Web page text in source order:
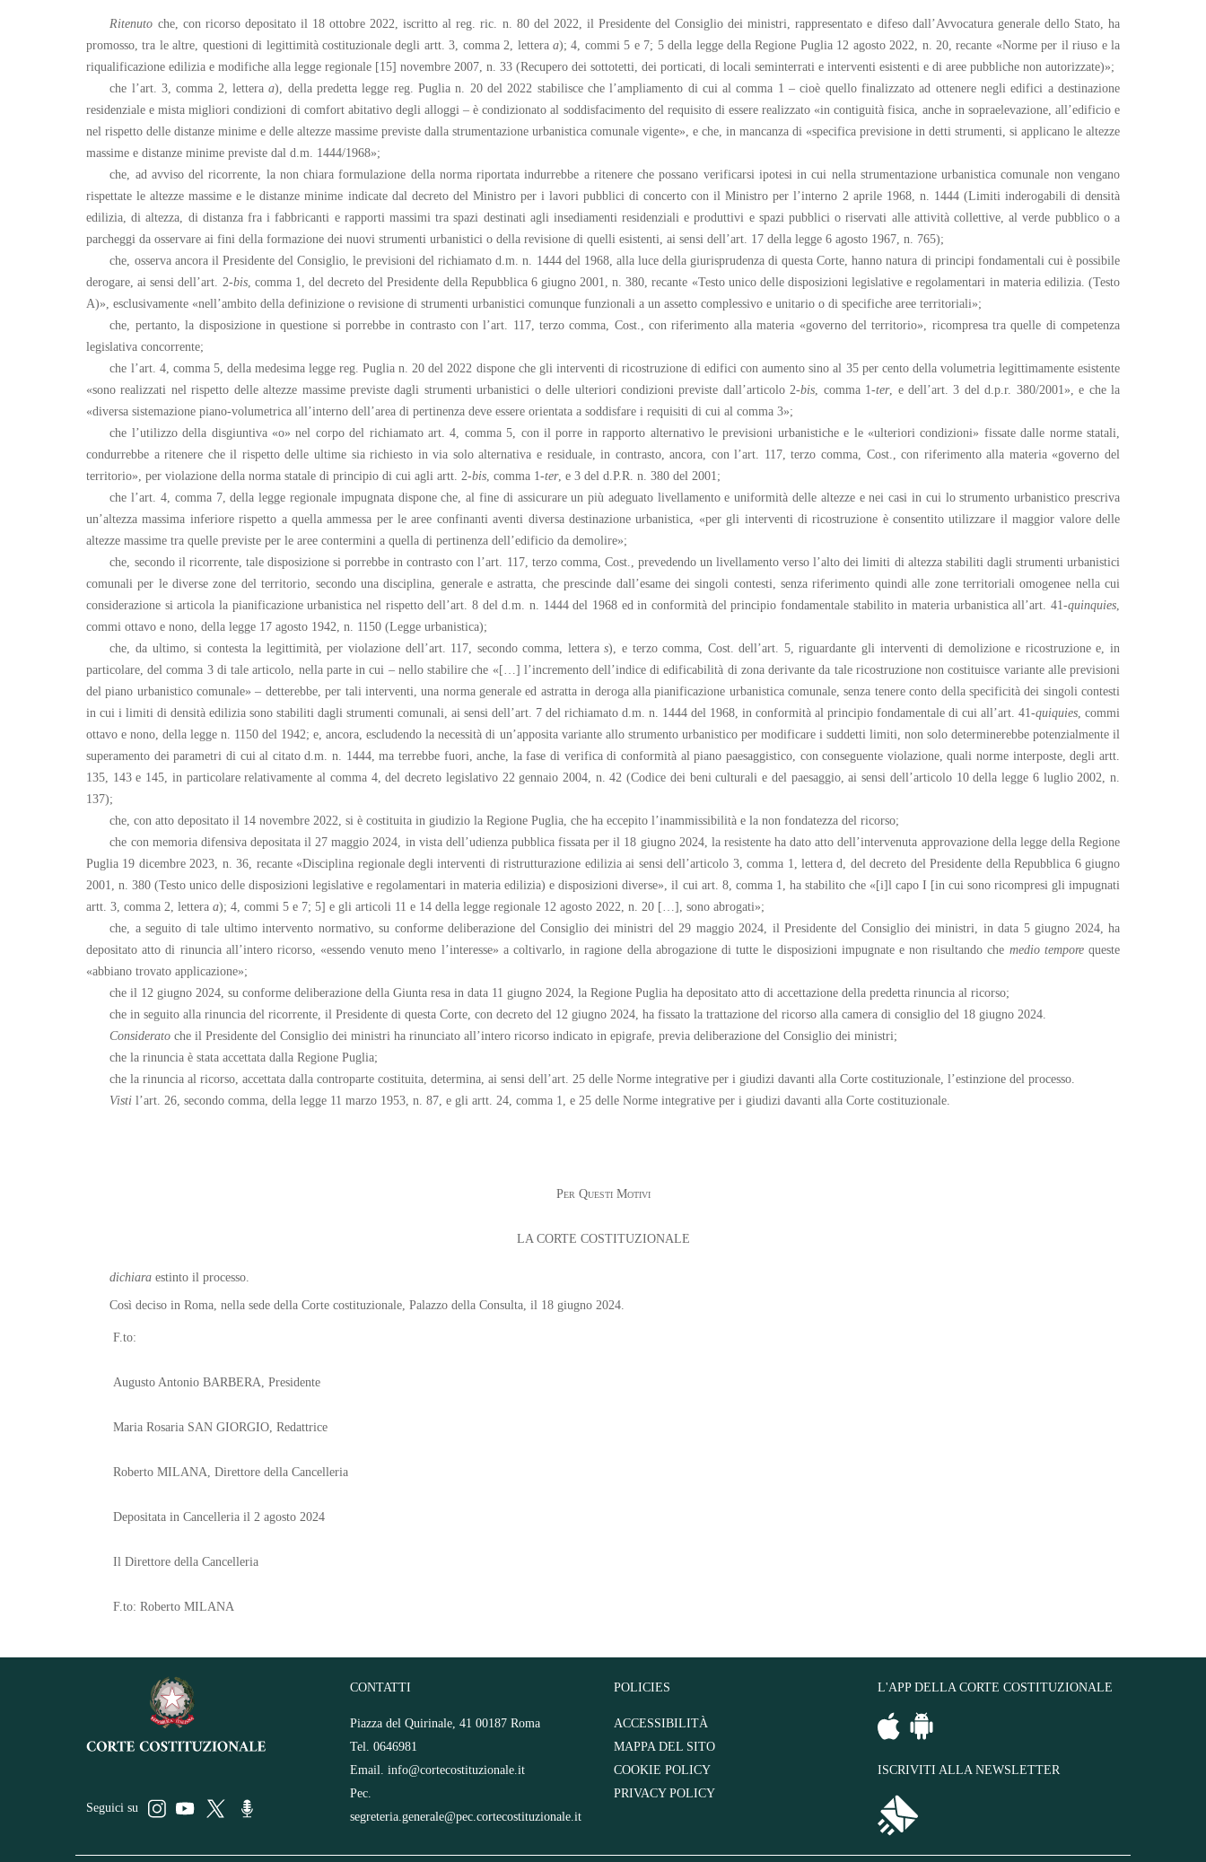
Ritenuto che, con ricorso depositato il 18 ottobre 2022, iscritto al reg. ric. n. 80 del 2022, il Presidente del Consiglio dei ministri, rappresentato e difeso dall’Avvocatura generale dello Stato, ha
promosso, tra le altre, questioni di legittimità costituzionale degli artt. 3, comma 2, letteraa); 4, commi 5 e 7; 5 della legge della Regione Puglia 12 agosto 2022, n. 20, recante «Norme per il riuso e la
riqualificazione edilizia e modifiche alla legge regionale [15] novembre 2007, n. 33 (Recupero dei sottotetti, dei porticati, di locali seminterrati e interventi esistenti e di aree pubbliche non autorizzate)»;
che l’art. 3, comma 2, letteraa), della predetta legge reg. Puglia n. 20 del 2022 stabilisce che l’ampliamento di cui al comma 1 – cioè quello finalizzato ad ottenere negli edifici a destinazione
residenziale e mista migliori condizioni di comfort abitativo degli alloggi – è condizionato al soddisfacimento del requisito di essere realizzato «in contiguità fisica, anche in sopraelevazione, all’edificio e
nel rispetto delle distanze minime e delle altezze massime previste dalla strumentazione urbanistica comunale vigente», e che, in mancanza di «specifica previsione in detti strumenti, si applicano le altezze
massime e distanze minime previste dal d.m. 1444/1968»;
che, ad avviso del ricorrente, la non chiara formulazione della norma riportata indurrebbe a ritenere che possano verificarsi ipotesi in cui nella strumentazione urbanistica comunale non vengano
rispettate le altezze massime e le distanze minime indicate dal decreto del Ministro per i lavori pubblici di concerto con il Ministro per l’interno 2 aprile 1968, n. 1444 (Limiti inderogabili di densità
edilizia, di altezza, di distanza fra i fabbricanti e rapporti massimi tra spazi destinati agli insediamenti residenziali e produttivi e spazi pubblici o riservati alle attività collettive, al verde pubblico o a
parcheggi da osservare ai fini della formazione dei nuovi strumenti urbanistici o della revisione di quelli esistenti, ai sensi dell’art. 17 della legge 6 agosto 1967, n. 765);
che, osserva ancora il Presidente del Consiglio, le previsioni del richiamato d.m. n. 1444 del 1968, alla luce della giurisprudenza di questa Corte, hanno natura di principi fondamentali cui è possibile
derogare, ai sensi dell’art. 2-bis, comma 1, del decreto del Presidente della Repubblica 6 giugno 2001, n. 380, recante «Testo unico delle disposizioni legislative e regolamentari in materia edilizia. (Testo
A)», esclusivamente «nell’ambito della definizione o revisione di strumenti urbanistici comunque funzionali a un assetto complessivo e unitario o di specifiche aree territoriali»;
che, pertanto, la disposizione in questione si porrebbe in contrasto con l’art. 117, terzo comma, Cost., con riferimento alla materia «governo del territorio», ricompresa tra quelle di competenza
legislativa concorrente;
che l’art. 4, comma 5, della medesima legge reg. Puglia n. 20 del 2022 dispone che gli interventi di ricostruzione di edifici con aumento sino al 35 per cento della volumetria legittimamente esistente
«sono realizzati nel rispetto delle altezze massime previste dagli strumenti urbanistici o delle ulteriori condizioni previste dall’articolo 2-bis, comma 1-ter, e dell’art. 3 del d.p.r. 380/2001», e che la
«diversa sistemazione piano-volumetrica all’interno dell’area di pertinenza deve essere orientata a soddisfare i requisiti di cui al comma 3»;
che l’utilizzo della disgiuntiva «o» nel corpo del richiamato art. 4, comma 5, con il porre in rapporto alternativo le previsioni urbanistiche e le «ulteriori condizioni» fissate dalle norme statali,
condurrebbe a ritenere che il rispetto delle ultime sia richiesto in via solo alternativa e residuale, in contrasto, ancora, con l’art. 117, terzo comma, Cost., con riferimento alla materia «governo del
territorio», per violazione della norma statale di principio di cui agli artt. 2-bis, comma 1-ter, e 3 del d.P.R. n. 380 del 2001;
che l’art. 4, comma 7, della legge regionale impugnata dispone che, al fine di assicurare un più adeguato livellamento e uniformità delle altezze e nei casi in cui lo strumento urbanistico prescriva
un’altezza massima inferiore rispetto a quella ammessa per le aree confinanti aventi diversa destinazione urbanistica, «per gli interventi di ricostruzione è consentito utilizzare il maggior valore delle
altezze massime tra quelle previste per le aree contermini a quella di pertinenza dell’edificio da demolire»;
che, secondo il ricorrente, tale disposizione si porrebbe in contrasto con l’art. 117, terzo comma, Cost., prevedendo un livellamento verso l’alto dei limiti di altezza stabiliti dagli strumenti urbanistici
comunali per le diverse zone del territorio, secondo una disciplina, generale e astratta, che prescinde dall’esame dei singoli contesti, senza riferimento quindi alle zone territoriali omogenee nella cui
considerazione si articola la pianificazione urbanistica nel rispetto dell’art. 8 del d.m. n. 1444 del 1968 ed in conformità del principio fondamentale stabilito in materia urbanistica all’art. 41-quinquies,
commi ottavo e nono, della legge 17 agosto 1942, n. 1150 (Legge urbanistica);
che, da ultimo, si contesta la legittimità, per violazione dell’art. 117, secondo comma, letteras), e terzo comma, Cost. dell’art. 5, riguardante gli interventi di demolizione e ricostruzione e, in
particolare, del comma 3 di tale articolo, nella parte in cui – nello stabilire che «[…] l’incremento dell’indice di edificabilità di zona derivante da tale ricostruzione non costituisce variante alle previsioni
del piano urbanistico comunale» – detterebbe, per tali interventi, una norma generale ed astratta in deroga alla pianificazione urbanistica comunale, senza tenere conto della specificità dei singoli contesti
in cui i limiti di densità edilizia sono stabiliti dagli strumenti comunali, ai sensi dell’art. 7 del richiamato d.m. n. 1444 del 1968, in conformità al principio fondamentale di cui all’art. 41-quiquies, commi
ottavo e nono, della legge n. 1150 del 1942; e, ancora, escludendo la necessità di un’apposita variante allo strumento urbanistico per modificare i suddetti limiti, non solo determinerebbe potenzialmente il
superamento dei parametri di cui al citato d.m. n. 1444, ma terrebbe fuori, anche, la fase di verifica di conformità al piano paesaggistico, con conseguente violazione, quali norme interposte, degli artt.
135, 143 e 145, in particolare relativamente al comma 4, del decreto legislativo 22 gennaio 2004, n. 42 (Codice dei beni culturali e del paesaggio, ai sensi dell’articolo 10 della legge 6 luglio 2002, n.
137);
che, con atto depositato il 14 novembre 2022, si è costituita in giudizio la Regione Puglia, che ha eccepito l’inammissibilità e la non fondatezza del ricorso;
che con memoria difensiva depositata il 27 maggio 2024, in vista dell’udienza pubblica fissata per il 18 giugno 2024, la resistente ha dato atto dell’intervenuta approvazione della legge della Regione
Puglia 19 dicembre 2023, n. 36, recante «Disciplina regionale degli interventi di ristrutturazione edilizia ai sensi dell’articolo 3, comma 1, lettera d, del decreto del Presidente della Repubblica 6 giugno
2001, n. 380 (Testo unico delle disposizioni legislative e regolamentari in materia edilizia) e disposizioni diverse», il cui art. 8, comma 1, ha stabilito che «[i]l capo I [in cui sono ricompresi gli impugnati
artt. 3, comma 2, lettera a); 4, commi 5 e 7; 5] e gli articoli 11 e 14 della legge regionale 12 agosto 2022, n. 20 […], sono abrogati»;
che, a seguito di tale ultimo intervento normativo, su conforme deliberazione del Consiglio dei ministri del 29 maggio 2024, il Presidente del Consiglio dei ministri, in data 5 giugno 2024, ha
depositato atto di rinuncia all’intero ricorso, «essendo venuto meno l’interesse» a coltivarlo, in ragione della abrogazione di tutte le disposizioni impugnate e non risultando che medio temporequeste
«abbiano trovato applicazione»;
che il 12 giugno 2024, su conforme deliberazione della Giunta resa in data 11 giugno 2024, la Regione Puglia ha depositato atto di accettazione della predetta rinuncia al ricorso;
che in seguito alla rinuncia del ricorrente, il Presidente di questa Corte, con decreto del 12 giugno 2024, ha fissato la trattazione del ricorso alla camera di consiglio del 18 giugno 2024.
Considerato che il Presidente del Consiglio dei ministri ha rinunciato all’intero ricorso indicato in epigrafe, previa deliberazione del Consiglio dei ministri;
che la rinuncia è stata accettata dalla Regione Puglia;
che la rinuncia al ricorso, accettata dalla controparte costituita, determina, ai sensi dell’art. 25 delle Norme integrative per i giudizi davanti alla Corte costituzionale, l’estinzione del processo.
Vistil’art. 26, secondo comma, della legge 11 marzo 1953, n. 87, e gli artt. 24, comma 1, e 25 delle Norme integrative per i giudizi davanti alla Corte costituzionale.
Per Questi Motivi
LA CORTE COSTITUZIONALE
dichiara estinto il processo.
Così deciso in Roma, nella sede della Corte costituzionale, Palazzo della Consulta, il 18 giugno 2024.
F.to:
Augusto Antonio BARBERA, Presidente
Maria Rosaria SAN GIORGIO, Redattrice
Roberto MILANA, Direttore della Cancelleria
Depositata in Cancelleria il 2 agosto 2024
Il Direttore della Cancelleria
F.to: Roberto MILANA
Seguici su
CONTATTI
Piazza del Quirinale, 41 00187 Roma
Tel. 0646981
Email. info@cortecostituzionale.it
Pec.
segreteria.generale@pec.cortecostituzionale.it
POLICIES
ACCESSIBILITÀ
MAPPA DEL SITO
COOKIE POLICY
PRIVACY POLICY
L'APP DELLA CORTE COSTITUZIONALE
ISCRIVITI ALLA NEWSLETTER